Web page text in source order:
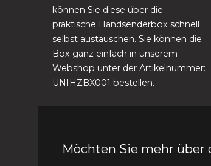
können Sie diese über die
praktische Handsenderbox schnell
selbst austauschen. Sie können die
Box ganz einfach in unserem
Webshop unter der Artikelnummer:
UNIHZBX001 bestellen.
Möchten Sie mehr über